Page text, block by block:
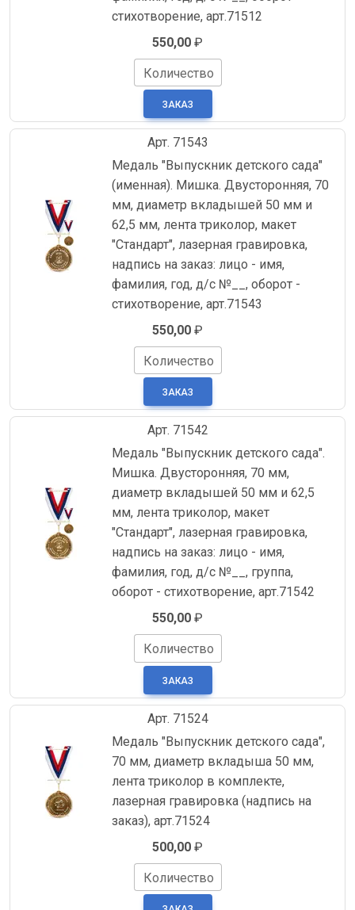
стихотворение, арт.71512
550,00 ₽
Количество
Арт. 71543
Медаль "Выпускник детского сада"
(именная). Мишка. Двусторонняя, 70
мм, диаметр вкладышей 50 мм и
62,5 мм, лента триколор, макет
"Стандарт", лазерная гравировка,
надпись на заказ: лицо - имя,
фамилия, год, д/с №__, оборот -
стихотворение, арт.71543
550,00 ₽
Количество
Арт. 71542
Медаль "Выпускник детского сада".
Мишка. Двусторонняя, 70 мм,
диаметр вкладышей 50 мм и 62,5
мм, лента триколор, макет
"Стандарт", лазерная гравировка,
надпись на заказ: лицо - имя,
фамилия, год, д/с №__, группа,
оборот - стихотворение, арт.71542
550,00 ₽
Количество
Арт. 71524
Медаль "Выпускник детского сада",
70 мм, диаметр вкладыша 50 мм,
лента триколор в комплекте,
лазерная гравировка (надпись на
заказ), арт.71524
500,00 ₽
Количество